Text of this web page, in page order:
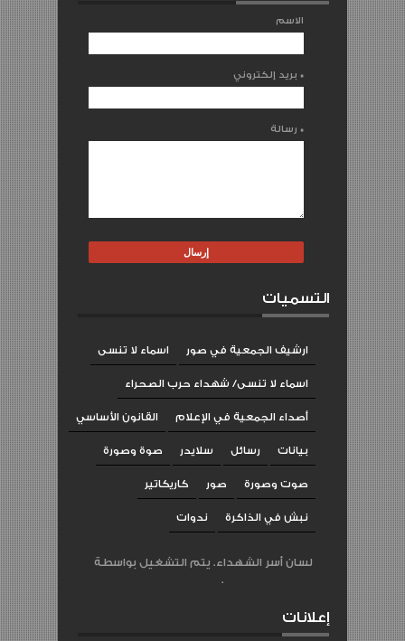
الاسم
*
*
التسميات
ارشيف الجمعية في صور اسماء لا تنسى
اسماء لا تنسى/ شهداء حرب الصحراء
أصداء الجمعية في الإعلام القانون الأساسي
بيانات رسائل سلايدر صوة وصورة
صوت وصورة صور كاريكاتير
نبش في الذاكرة ندوات
لسان أسر الشهداء. يتم التشغيل بواسطة
Blogger.
إعلانات